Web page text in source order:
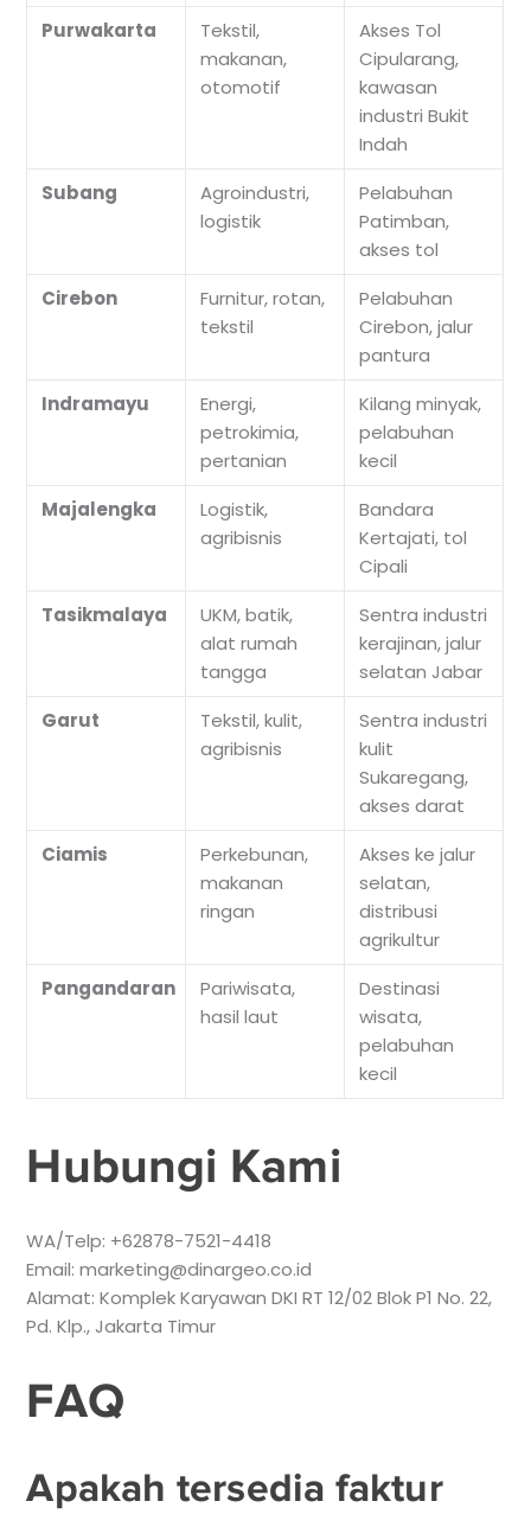
Purwakarta
Tekstil,
makanan,
otomotif
Akses Tol
Cipularang,
kawasan
industri Bukit
Indah
Subang
Agroindustri,
logistik
Pelabuhan
Patimban,
akses tol
Cirebon
Furnitur, rotan,
tekstil
Pelabuhan
Cirebon, jalur
pantura
Indramayu
Energi,
petrokimia,
pertanian
Kilang minyak,
pelabuhan
kecil
Majalengka
Logistik,
agribisnis
Bandara
Kertajati, tol
Cipali
Tasikmalaya
UKM, batik,
alat rumah
tangga
Sentra industri
kerajinan, jalur
selatan Jabar
Garut
Tekstil, kulit,
agribisnis
Sentra industri
kulit
Sukaregang,
akses darat
Ciamis
Perkebunan,
makanan
ringan
Akses ke jalur
selatan,
distribusi
agrikultur
Pangandaran
Pariwisata,
hasil laut
Destinasi
wisata,
pelabuhan
kecil
Hubungi Kami
WA/Telp: +62878-7521-4418
Email: marketing@dinargeo.co.id
Alamat: Komplek Karyawan DKI RT 12/02 Blok P1 No. 22,
Pd. Klp., Jakarta Timur
FAQ
Apakah tersedia faktur